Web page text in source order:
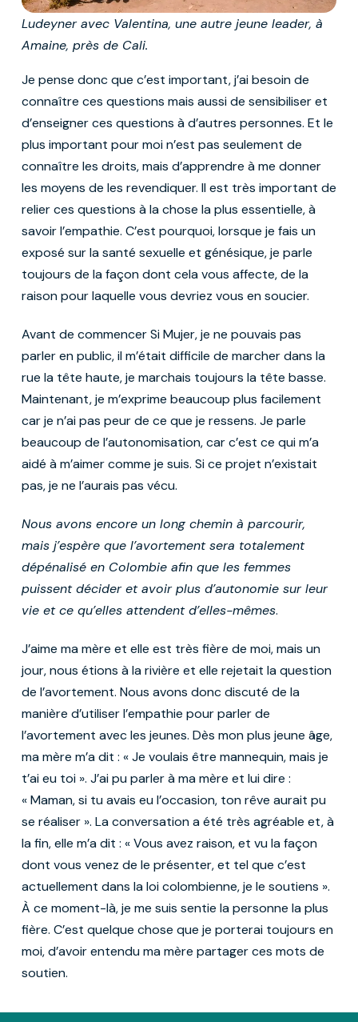
Ludeyner avec Valentina, une autre jeune leader, à
Amaine, près de Cali.
Je pense donc que c’est important, j’ai besoin de
connaître ces questions mais aussi de sensibiliser et
d’enseigner ces questions à d’autres personnes. Et le
plus important pour moi n’est pas seulement de
connaître les droits, mais d’apprendre à me donner
les moyens de les revendiquer. Il est très important de
relier ces questions à la chose la plus essentielle, à
savoir l’empathie. C’est pourquoi, lorsque je fais un
exposé sur la santé sexuelle et génésique, je parle
toujours de la façon dont cela vous affecte, de la
raison pour laquelle vous devriez vous en soucier.
Avant de commencer Si Mujer, je ne pouvais pas
parler en public, il m’était difficile de marcher dans la
rue la tête haute, je marchais toujours la tête basse.
Maintenant, je m’exprime beaucoup plus facilement
car je n’ai pas peur de ce que je ressens. Je parle
beaucoup de l’autonomisation, car c’est ce qui m’a
aidé à m’aimer comme je suis. Si ce projet n’existait
pas, je ne l’aurais pas vécu.
Nous avons encore un long chemin à parcourir,
mais j’espère que l’avortement sera totalement
dépénalisé en Colombie afin que les femmes
puissent décider et avoir plus d’autonomie sur leur
vie et ce qu’elles attendent d’elles-mêmes.
J’aime ma mère et elle est très fière de moi, mais un
jour, nous étions à la rivière et elle rejetait la question
de l’avortement. Nous avons donc discuté de la
manière d’utiliser l’empathie pour parler de
l’avortement avec les jeunes. Dès mon plus jeune âge,
ma mère m’a dit : « Je voulais être mannequin, mais je
t’ai eu toi ». J’ai pu parler à ma mère et lui dire :
« Maman, si tu avais eu l’occasion, ton rêve aurait pu
se réaliser ». La conversation a été très agréable et, à
la fin, elle m’a dit : « Vous avez raison, et vu la façon
dont vous venez de le présenter, et tel que c’est
actuellement dans la loi colombienne, je le soutiens ».
À ce moment-là, je me suis sentie la personne la plus
fière. C’est quelque chose que je porterai toujours en
moi, d’avoir entendu ma mère partager ces mots de
soutien.